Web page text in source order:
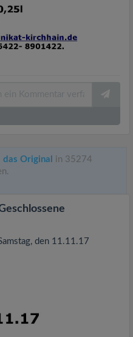
das Original
in 35274
den 11.11.17